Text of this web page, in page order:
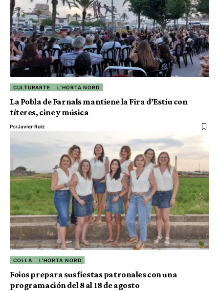
CULTURARTE L'HORTA NORD
La Pobla de Farnals mantiene la Fira d’Estiu con
títeres, cine y música
PorJavier Ruiz
COLLA L'HORTA NORD
Foios prepara sus fiestas patronales con una
programación del 8 al 18 de agosto